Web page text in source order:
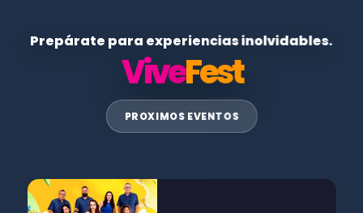
Prepárate para experiencias inolvidables.
ViveFest
PROXIMOS EVENTOS